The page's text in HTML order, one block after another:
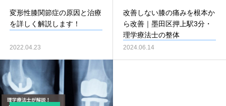
変形性膝関節症の原因と治療
を詳しく解説します！
2022.04.23
改善しない膝の痛みを根本か
ら改善｜墨田区押上駅3分・
理学療法士の整体
2024.06.14